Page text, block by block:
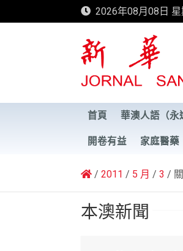
to
2026年08月08日
新華澳報
首頁 華澳人語（永
開卷有益 家庭醫藥
2011 5 月 3
本澳新聞